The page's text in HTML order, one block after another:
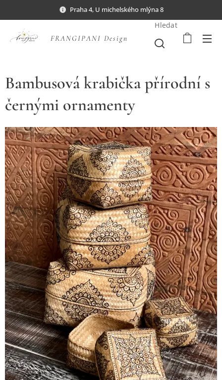
Praha 4, U michelského mlýna 8
FRANGIPANI Design
Hledat
Bambusová krabička přírodní s
černými ornamenty